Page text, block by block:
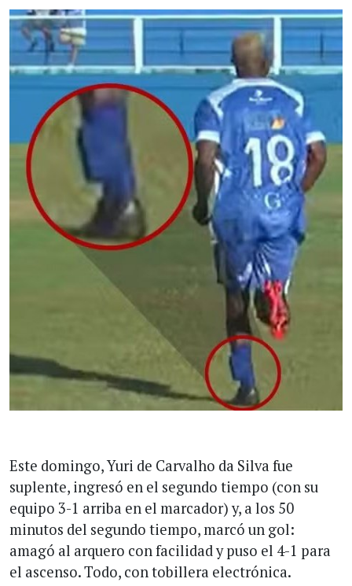
Este domingo, Yuri de Carvalho da Silva fue
suplente, ingresó en el segundo tiempo (con su
equipo 3-1 arriba en el marcador) y, a los 50
minutos del segundo tiempo, marcó un gol:
amagó al arquero con facilidad y puso el 4-1 para
el ascenso. Todo, con tobillera electrónica.